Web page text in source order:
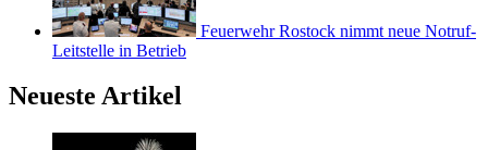
Feuerwehr Rostock nimmt neue Notruf-
Leitstelle in Betrieb
Neueste Artikel